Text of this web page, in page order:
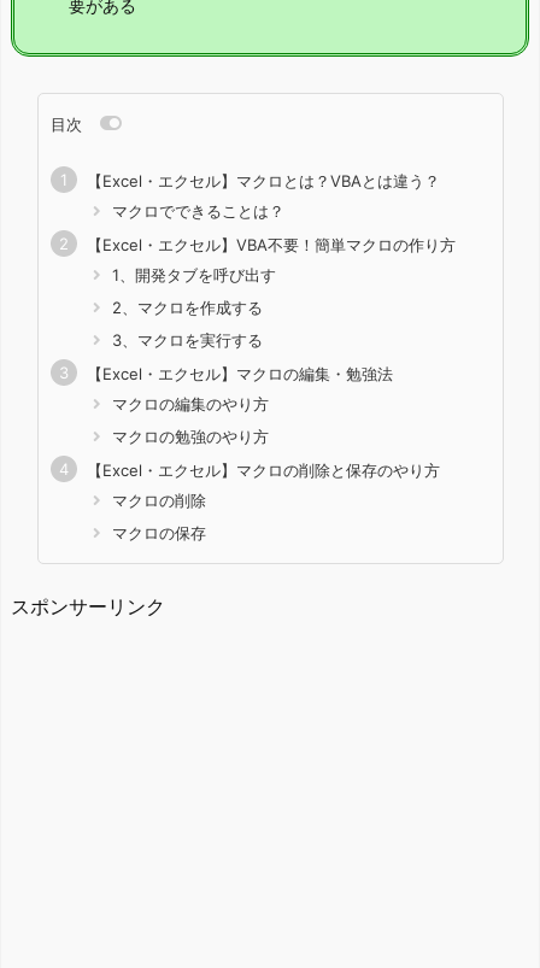
要がある
目次
【Excel・エクセル】マクロとは？VBAとは違う？
マクロでできることは？
【Excel・エクセル】VBA不要！簡単マクロの作り方
1、開発タブを呼び出す
2、マクロを作成する
3、マクロを実行する
【Excel・エクセル】マクロの編集・勉強法
マクロの編集のやり方
マクロの勉強のやり方
【Excel・エクセル】マクロの削除と保存のやり方
マクロの削除
マクロの保存
スポンサーリンク